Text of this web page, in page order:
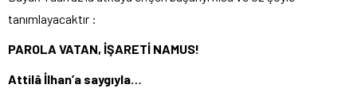
tanımlayacaktır :
PAROLA VATAN, İŞARETİ NAMUS!
Attilâ İlhan’a saygıyla…